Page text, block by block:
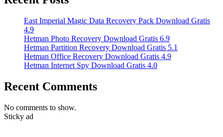
East Imperial Magic Data Recovery Pack Download Gratis
4.9
Hetman Photo Recovery Download Gratis 6.9
Hetman Partition Recovery Download Gratis 5.1
Hetman Office Recovery Download Gratis 4.9
Hetman Internet Spy Download Gratis 4.0
Recent Comments
No comments to show.
Sticky ad